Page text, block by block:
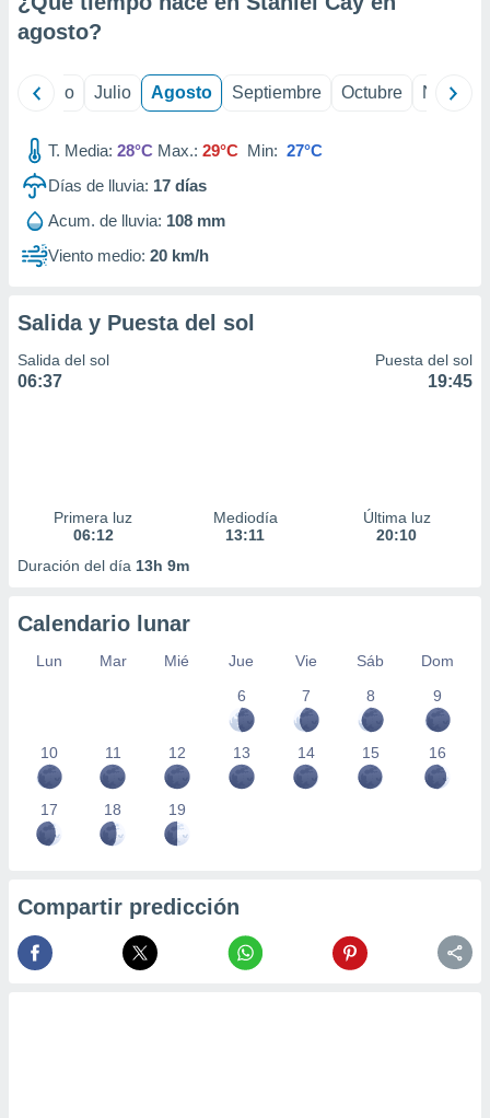
e
publicidad
publicidad
de
agosto?
Junio Julio Agosto Septiembre Octubre
T. Media: 28°C Max.: 29°C Min: 27°C
Días de lluvia: 17 días
Acum. de lluvia: 108 mm
Viento medio: 20 km/h
Salida y Puesta del sol
Salida del sol
06:37
Puesta del sol
19:45
Primera luz
06:12
Mediodía
13:11
Última luz
20:10
Duración del día 13h 9m
Calendario lunar
Lun Mar Mié Jue Vie Sáb
Dom
6
7 8 9
10 11 12 13 14 15 16
17 18 19
Compartir predicción